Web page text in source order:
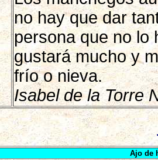
no hay que dar
persona que no lo
gustará mucho y
frío o nieva.
Isabel de la Torre
Ajo de